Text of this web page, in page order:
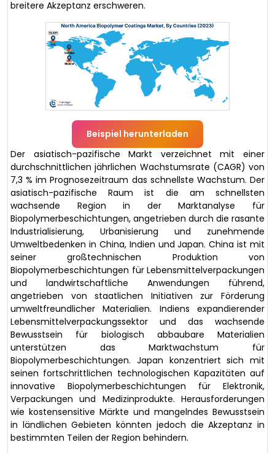
breitere Akzeptanz erschweren.
Beispiel herunterladen
Der asiatisch-pazifische Markt verzeichnet mit einer
durchschnittlichen jährlichen Wachstumsrate (CAGR) von
7,3 % im Prognosezeitraum das schnellste Wachstum. Der
asiatisch-pazifische Raum ist die am schnellsten
wachsende Region in der Marktanalyse für
Biopolymerbeschichtungen, angetrieben durch die rasante
Industrialisierung, Urbanisierung und zunehmende
Umweltbedenken in China, Indien und Japan. China ist mit
seiner großtechnischen Produktion von
Biopolymerbeschichtungen für Lebensmittelverpackungen
und landwirtschaftliche Anwendungen führend,
angetrieben von staatlichen Initiativen zur Förderung
umweltfreundlicher Materialien. Indiens expandierender
Lebensmittelverpackungssektor und das wachsende
Bewusstsein für biologisch abbaubare Materialien
unterstützen das Marktwachstum für
Biopolymerbeschichtungen. Japan konzentriert sich mit
seinen fortschrittlichen technologischen Kapazitäten auf
innovative Biopolymerbeschichtungen für Elektronik,
Verpackungen und Medizinprodukte. Herausforderungen
wie kostensensitive Märkte und mangelndes Bewusstsein
in ländlichen Gebieten könnten jedoch die Akzeptanz in
bestimmten Teilen der Region behindern.